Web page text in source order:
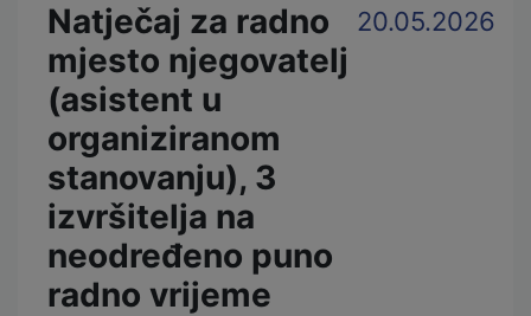
Natječaj za radno
mjesto njegovatelj
(asistent u
organiziranom
stanovanju), 3
izvršitelja na
neodređeno puno
radno vrijeme
20.05.2026